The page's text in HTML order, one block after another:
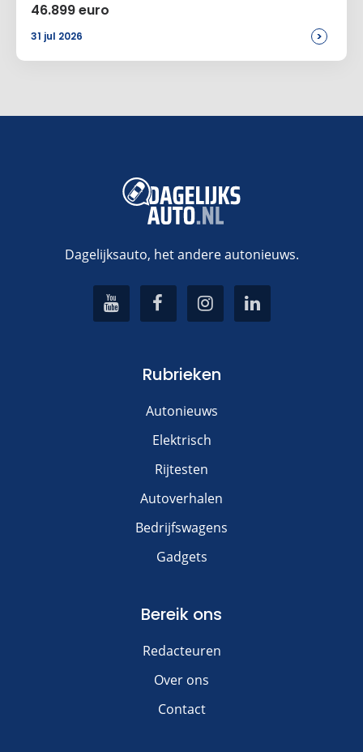
46.899 euro
31 jul 2026 >
Dagelijksauto, het andere autonieuws.
Rubrieken
Autonieuws
Elektrisch
Rijtesten
Autoverhalen
Bedrijfswagens
Gadgets
Bereik ons
Redacteuren
Over ons
Contact